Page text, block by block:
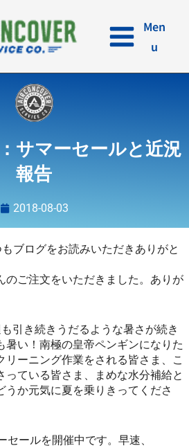
Men
u
サマーセールと近況
報告
2018-08-03
ブログをお読みいただきありがと
のご注文をいただきました。ありが
引き続きうだるような暑さが続き
暑い！南極の皇帝ペンギンになりた
リーニング作業をされる皆さま、こ
っている皆さま、まめな水分補給と
うか元気に夏を乗りきってくださ
セールを開催中です。早速、